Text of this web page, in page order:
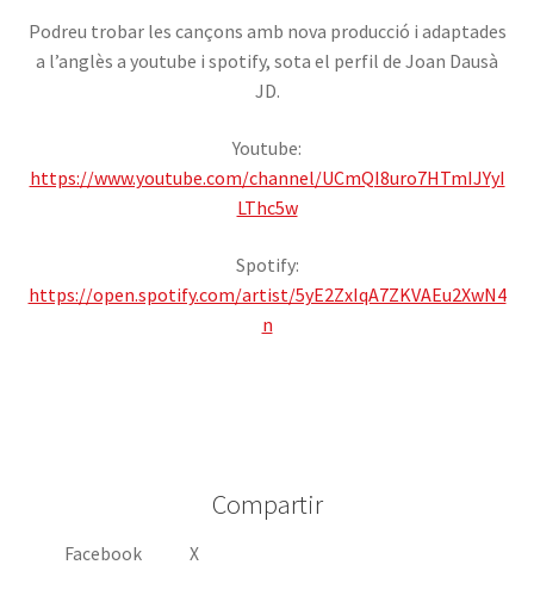
Podreu trobar les cançons amb nova producció i adaptades
a l’anglès a youtube i spotify, sota el perfil de Joan Dausà
JD.
Youtube:
https://www.youtube.com/channel/UCmQI8uro7HTmIJYyI
LThc5w
Spotify:
https://open.spotify.com/artist/5yE2ZxIqA7ZKVAEu2XwN4
n
Compartir
Facebook X